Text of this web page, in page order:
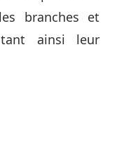
branches et
ainsi leur